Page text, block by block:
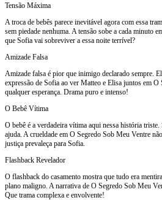
Tensão Máxima
A troca de bebês parece inevitável agora com essa
sem piedade nenhuma. A tensão sobe a cada minuto
que Sofia vai sobreviver a essa noite terrível?
Amizade Falsa
Amizade falsa é pior que inimigo declarado sempre.
expressão de Sofia ao ver Matteo e Elisa juntos em
qualquer esperança. Drama puro e intenso!
O Bebê Vítima
O bebê é a verdadeira vítima aqui nessa história triste.
ajuda. A crueldade em O Segredo Sob Meu Ventre
justiça prevaleça para Sofia.
Flashback Revelador
O flashback do casamento mostra que tudo era
plano maligno. A narrativa de O Segredo Sob Meu
Que trama complexa e envolvente!